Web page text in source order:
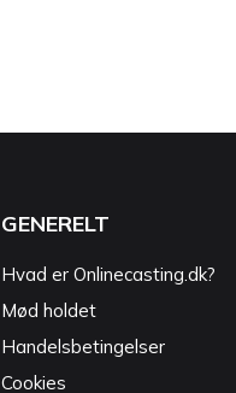
GENERELT
Hvad er Onlinecasting.dk?
Mød holdet
Handelsbetingelser
Cookies